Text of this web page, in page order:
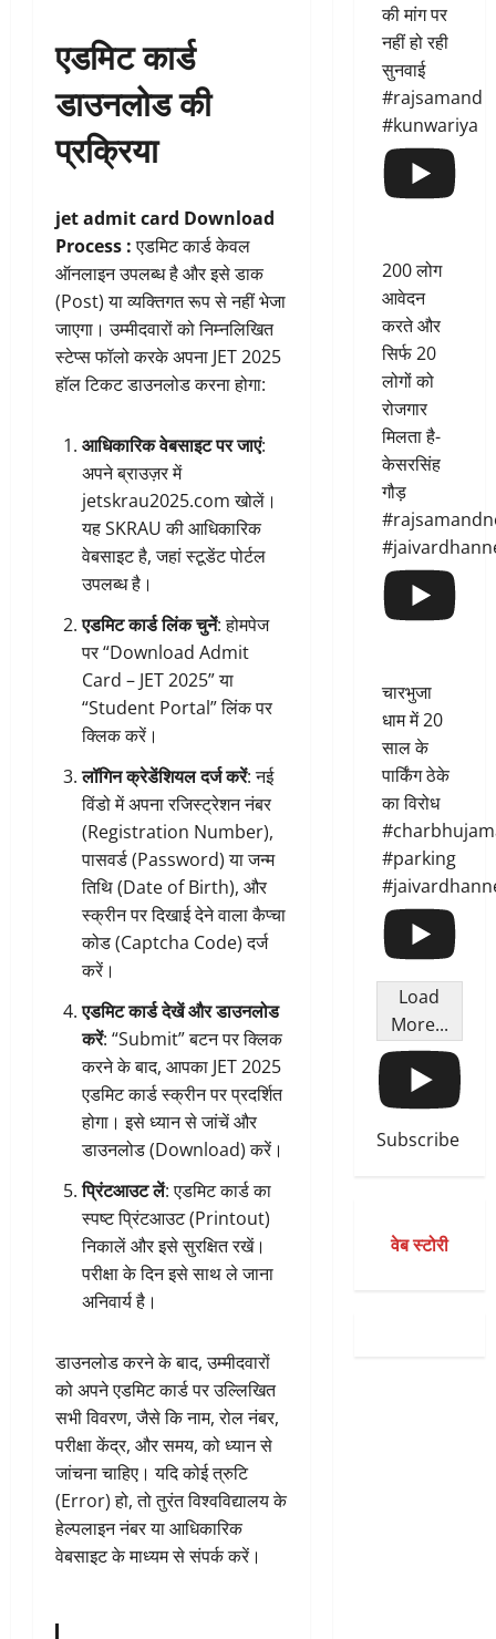
एडमिट कार्ड
डाउनलोड की
प्रक्रिया
jet admit card Download
Process :एडमिट कार्ड केवल
ऑनलाइन उपलब्ध है और इसे डाक
(Post) या व्यक्तिगत रूप से नहीं भेजा
जाएगा। उम्मीदवारों को निम्नलिखित
स्टेप्स फॉलो करके अपना JET 2025
हॉल टिकट डाउनलोड करना होगा:
आधिकारिक वेबसाइट पर जाएं:
अपने ब्राउज़र में
jetskrau2025.com खोलें।
यह SKRAU की आधिकारिक
वेबसाइट है, जहां स्टूडेंट पोर्टल
उपलब्ध है।
एडमिट कार्ड लिंक चुनें: होमपेज
पर “Download Admit
Card – JET 2025” या
“Student Portal” लिंक पर
क्लिक करें।
लॉगिन क्रेडेंशियल दर्ज करें: नई
विंडो में अपना रजिस्ट्रेशन नंबर
(Registration Number),
पासवर्ड (Password) या जन्म
तिथि (Date of Birth), और
स्क्रीन पर दिखाई देने वाला कैप्चा
कोड (Captcha Code) दर्ज
करें।
एडमिट कार्ड देखें और डाउनलोड
करें: “Submit” बटन पर क्लिक
करने के बाद, आपका JET 2025
एडमिट कार्ड स्क्रीन पर प्रदर्शित
होगा। इसे ध्यान से जांचें और
डाउनलोड (Download) करें।
प्रिंटआउट लें: एडमिट कार्ड का
स्पष्ट प्रिंटआउट (Printout)
निकालें और इसे सुरक्षित रखें।
परीक्षा के दिन इसे साथ ले जाना
अनिवार्य है।
डाउनलोड करने के बाद, उम्मीदवारों
को अपने एडमिट कार्ड पर उल्लिखित
सभी विवरण, जैसे कि नाम, रोल नंबर,
परीक्षा केंद्र, और समय, को ध्यान से
जांचना चाहिए। यदि कोई त्रुटि
(Error) हो, तो तुरंत विश्वविद्यालय के
हेल्पलाइन नंबर या आधिकारिक
वेबसाइट के माध्यम से संपर्क करें।
की मांग पर
नहीं हो रही
सुनवाई
#rajsamand
#kunwariya
200 लोग
आवेदन
करते और
सिर्फ 20
लोगों को
रोजगार
मिलता है-
केसरसिंह
गौड़
चारभुजा
धाम में 20
साल के
पार्किंग ठेके
का विरोध
#parking
Load
More...
Subscribe
वेब स्टोरी